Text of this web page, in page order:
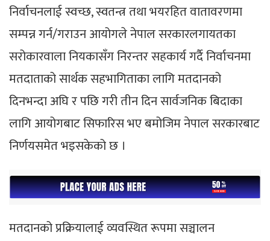
निर्वाचनलाई स्वच्छ, स्वतन्त्र तथा भयरहित वातावरणमा
सम्पन्न गर्न/गराउन आयोगले नेपाल सरकारलगायतका
सरोकारवाला नियकासँग निरन्तर सहकार्य गर्दै निर्वाचनमा
मतदाताको सार्थक सहभागिताका लागि मतदानको
दिनभन्दा अघि र पछि गरी तीन दिन सार्वजनिक बिदाका
लागि आयोगबाट सिफारिस भए बमोजिम नेपाल सरकारबाट
निर्णयसमेत भइसकेको छ ।
मतदानको प्रक्रियालाई व्यवस्थित रूपमा सञ्चालन